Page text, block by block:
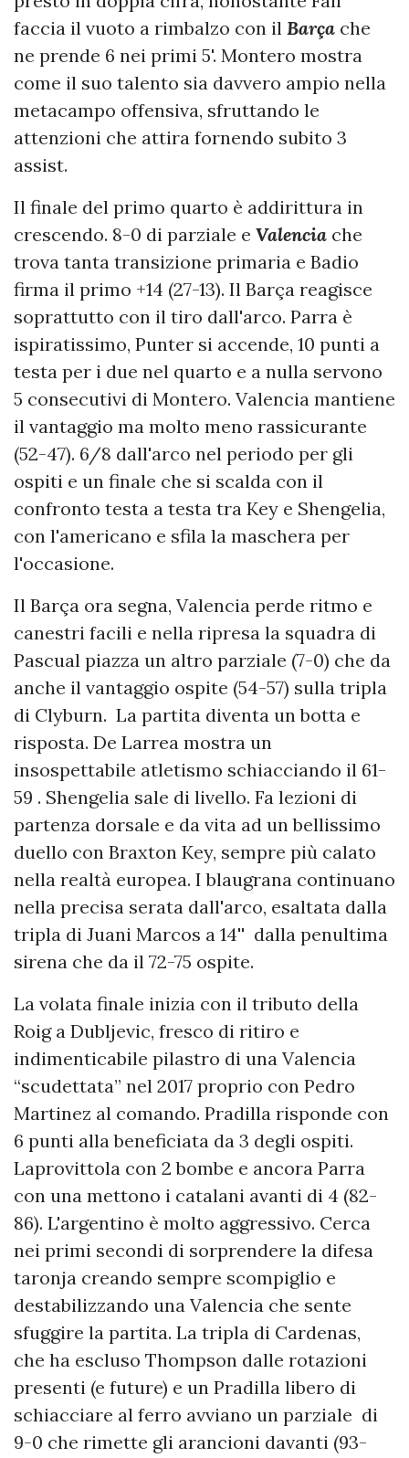
faccia il vuoto a rimbalzo con il Barça che
ne prende 6 nei primi 5'. Montero mostra
come il suo talento sia davvero ampio nella
metacampo offensiva, sfruttando le
attenzioni che attira fornendo subito 3
assist.
Il finale del primo quarto è addirittura in
crescendo. 8-0 di parziale e Valencia che
trova tanta transizione primaria e Badio
firma il primo +14 (27-13). Il Barça reagisce
soprattutto con il tiro dall'arco. Parra è
ispiratissimo, Punter si accende, 10 punti a
testa per i due nel quarto e a nulla servono
5 consecutivi di Montero. Valencia mantiene
il vantaggio ma molto meno rassicurante
(52-47). 6/8 dall'arco nel periodo per gli
ospiti e un finale che si scalda con il
confronto testa a testa tra Key e Shengelia,
con l'americano e sfila la maschera per
l'occasione.
Il Barça ora segna, Valencia perde ritmo e
canestri facili e nella ripresa la squadra di
Pascual piazza un altro parziale (7-0) che da
anche il vantaggio ospite (54-57) sulla tripla
di Clyburn. La partita diventa un botta e
risposta. De Larrea mostra un
insospettabile atletismo schiacciando il 61-
59 . Shengelia sale di livello. Fa lezioni di
partenza dorsale e da vita ad un bellissimo
duello con Braxton Key, sempre più calato
nella realtà europea. I blaugrana continuano
nella precisa serata dall'arco, esaltata dalla
tripla di Juani Marcos a 14'' dalla penultima
sirena che da il 72-75 ospite.
La volata finale inizia con il tributo della
Roig a Dubljevic, fresco di ritiro e
indimenticabile pilastro di una Valencia
“scudettata” nel 2017 proprio con Pedro
Martinez al comando. Pradilla risponde con
6 punti alla beneficiata da 3 degli ospiti.
Laprovittola con 2 bombe e ancora Parra
con una mettono i catalani avanti di 4 (82-
86). L'argentino è molto aggressivo. Cerca
nei primi secondi di sorprendere la difesa
taronja creando sempre scompiglio e
destabilizzando una Valencia che sente
sfuggire la partita. La tripla di Cardenas,
che ha escluso Thompson dalle rotazioni
presenti (e future) e un Pradilla libero di
schiacciare al ferro avviano un parziale di
9-0 che rimette gli arancioni davanti (93-